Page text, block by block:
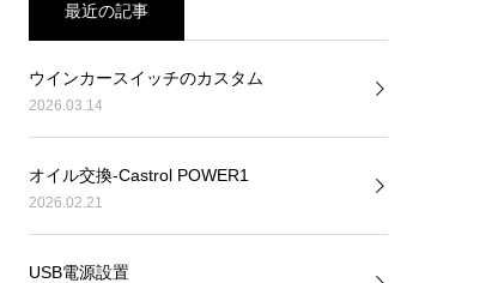
最近の記事
ウインカースイッチのカスタム
2026.03.14
オイル交換-Castrol POWER1
2026.02.21
USB電源設置